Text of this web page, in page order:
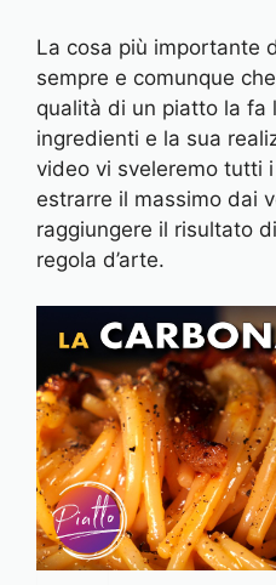
La cosa più importante
sempre e comunque
qualità di un piatto la fa
ingredienti e la sua
video vi sveleremo tutti
estrarre il massimo dai
raggiungere il risultato
regola d’arte.